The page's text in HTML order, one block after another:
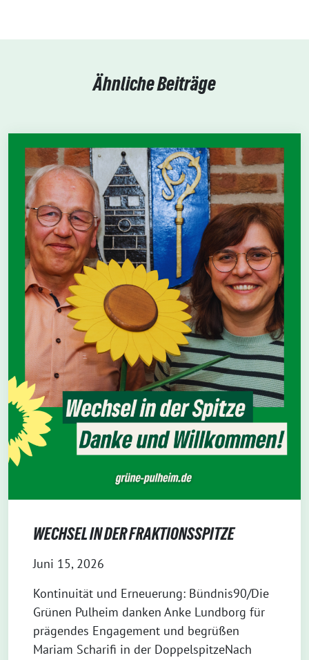
Ähnliche Beiträge
WECHSEL IN DER FRAKTIONSSPITZE
Juni 15, 2026
Kontinuität und Erneuerung: Bündnis90/Die
Grünen Pulheim danken Anke Lundborg für
prägendes Engagement und begrüßen
Mariam Scharifi in der DoppelspitzeNach